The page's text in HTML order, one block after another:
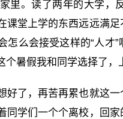
里。读了两年的大学，
堂上学的东西远远满
么会接受这样的“人才
暑假我和同学选择了，
好了，再苦再累也就这
同学们一个个离校，回